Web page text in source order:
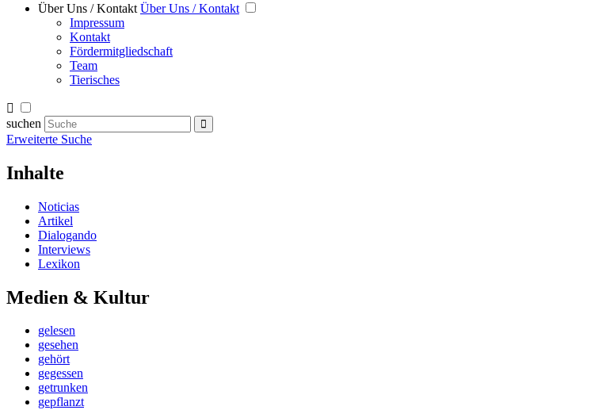
Über Uns / Kontakt Über Uns / Kontakt
Impressum
Kontakt
Fördermitgliedschaft
Team
Tierisches
suchen
Erweiterte Suche
Inhalte
Noticias
Artikel
Dialogando
Interviews
Lexikon
Medien & Kultur
gelesen
gesehen
gehört
gegessen
getrunken
gepflanzt